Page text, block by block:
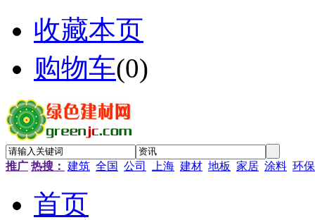
收藏本页
购物车(0)
推广 热搜： 建筑 全国 公司 上海 建材 地板 家居 涂料 环保
首页